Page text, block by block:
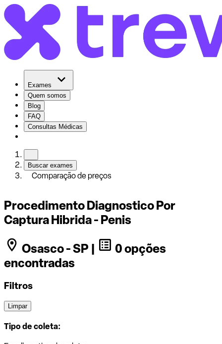
Exames
Quem somos
Blog
FAQ
Consultas Médicas
Buscar exames
Comparação de preços
Procedimento Diagnostico Por
Captura Hibrida - Penis
Osasco - SP |
0 opções
encontradas
Filtros
Limpar
Tipo de coleta: